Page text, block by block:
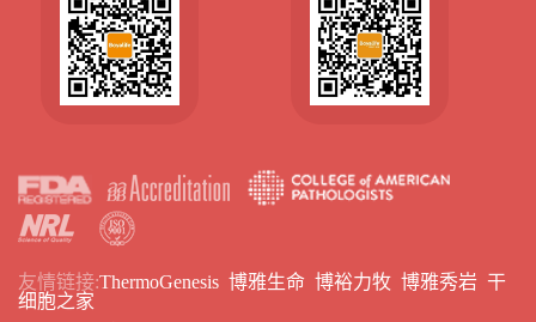
友情链接:ThermoGenesis 博雅生命 博裕力牧 博雅秀岩 干
细胞之家